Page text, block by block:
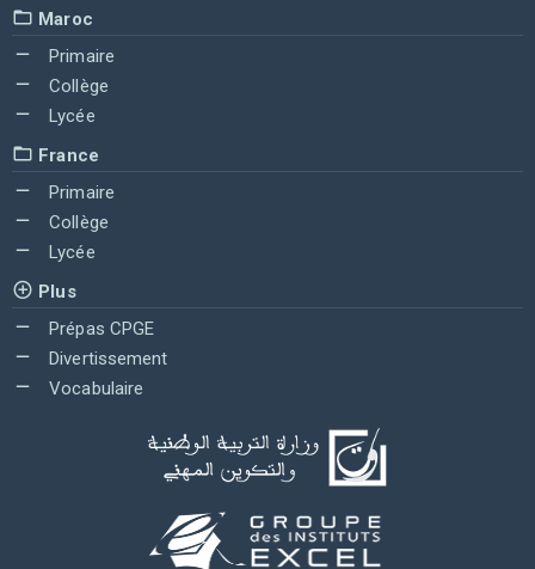
Maroc
Primaire
Collège
Lycée
France
Primaire
Collège
Lycée
Plus
Prépas CPGE
Divertissement
Vocabulaire